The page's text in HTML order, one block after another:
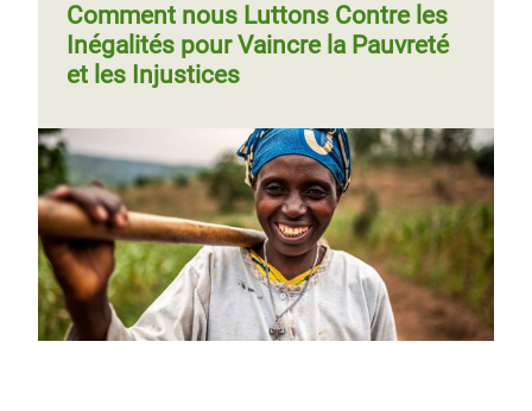
Comment nous Luttons Contre les
Inégalités pour Vaincre la Pauvreté
et les Injustices